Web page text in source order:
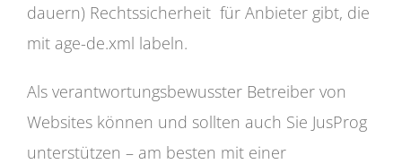
dauern) Rechtssicherheit für Anbieter gibt, die
mit age-de.xml labeln.
Als verantwortungsbewusster Betreiber von
Websites können und sollten auch Sie JusProg
unterstützen – am besten mit einer